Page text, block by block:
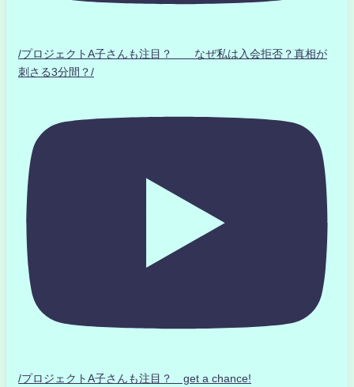
/プロジェクトA子さんも注目？ なぜ私は入会拒否？真相が
刺さる3分間？/
/プロジェクトA子さんも注目？ get a chance!